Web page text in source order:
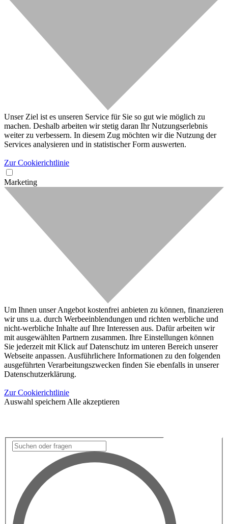
Unser Ziel ist es unseren Service für Sie so gut wie möglich zu
machen. Deshalb arbeiten wir stetig daran Ihr Nutzungserlebnis
weiter zu verbessern. In diesem Zug möchten wir die Nutzung der
Services analysieren und in statistischer Form auswerten.
Zur Cookierichtlinie
Marketing
Um Ihnen unser Angebot kostenfrei anbieten zu können, finanzieren
wir uns u.a. durch Werbeeinblendungen und richten werbliche und
nicht-werbliche Inhalte auf Ihre Interessen aus. Dafür arbeiten wir
mit ausgewählten Partnern zusammen. Ihre Einstellungen können
Sie jederzeit mit Klick auf Datenschutz im unteren Bereich unserer
Webseite anpassen. Ausführlichere Informationen zu den folgenden
ausgeführten Verarbeitungszwecken finden Sie ebenfalls in unserer
Datenschutzerklärung.
Zur Cookierichtlinie
Auswahl speichern Alle akzeptieren